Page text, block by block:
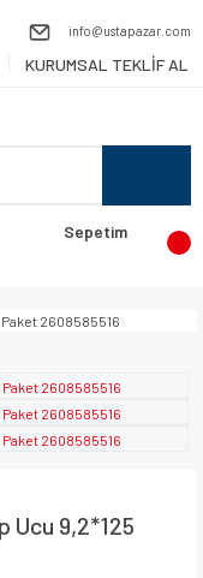
info@ustapazar.com
KURUMSAL TEKLİF AL
Sepetim
Ucu 9,2*125